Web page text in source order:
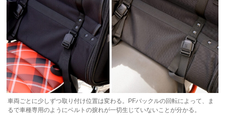
車両ごとに少しずつ取り付け位置は変わる。PFバックルの回転によって、ま
るで車種専用のようにベルトの捩れが一切生じていないことが分かる。